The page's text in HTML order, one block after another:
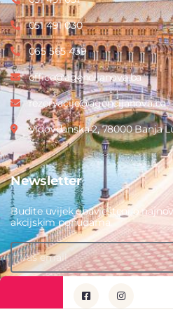
051 491 030
065 565 439
office@agencijanova.ba
rezervacije@agencijanova.ba
Vidovdanska 2, 78000 Banja
Newsletter
Budite uvijek obavješteni o
akcijskim ponudama.
PRIJAVITE